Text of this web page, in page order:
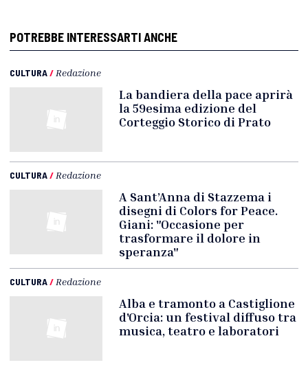
POTREBBE INTERESSARTI ANCHE
CULTURA/ Redazione
La bandiera della pace aprirà
la 59esima edizione del
Corteggio Storico di Prato
CULTURA/ Redazione
A Sant’Anna di Stazzema i
disegni di Colors for Peace.
Giani: "Occasione per
trasformare il dolore in
speranza"
CULTURA/ Redazione
Alba e tramonto a Castiglione
d'Orcia: un festival diffuso tra
musica, teatro e laboratori